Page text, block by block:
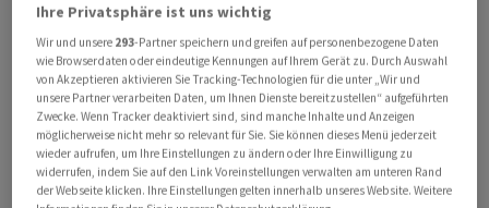
Lützerath, das zu Erkelenz in der Nähe von Düsseldorf
und Köln gehört, war in einem tagelangen Grosseinsatz
der Polizei gegen den Widerstand Hunderter
Klimaaktivisten geräumt worden. RWE will dort
Ihre Privatsphäre ist uns wichtig
Wir und unsere 293-Partner speichern und greifen auf personenbezogene Daten
wie Browserdaten oder eindeutige Kennungen auf Ihrem Gerät zu. Durch Auswahl
von Akzeptieren aktivieren Sie Tracking-Technologien für die unter „Wir und
unsere Partner verarbeiten Daten, um Ihnen Dienste bereitzustellen“ aufgeführten
Zwecke. Wenn Tracker deaktiviert sind, sind manche Inhalte und Anzeigen
möglicherweise nicht mehr so relevant für Sie. Sie können dieses Menü jederzeit
wieder aufrufen, um Ihre Einstellungen zu ändern oder Ihre Einwilligung zu
widerrufen, indem Sie auf den Link Voreinstellungen verwalten am unteren Rand
der Webseite klicken. Ihre Einstellungen gelten innerhalb unseres Website. Weitere